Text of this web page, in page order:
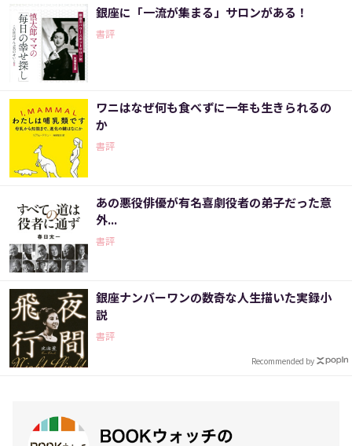
銀座に「一流が集まる」サロンがある！
書評
ワニはなぜ何も食べずに一年も生きられるの
か
書評
あの悪役俳優が有名喜劇役者の弟子だった意
外...
書評
銀座ナンバーワンの数奇な人生描いた実録小
説
書評
Recommended by